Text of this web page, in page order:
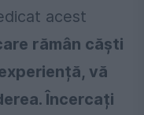
acest
rămân căști
vă
Încercați